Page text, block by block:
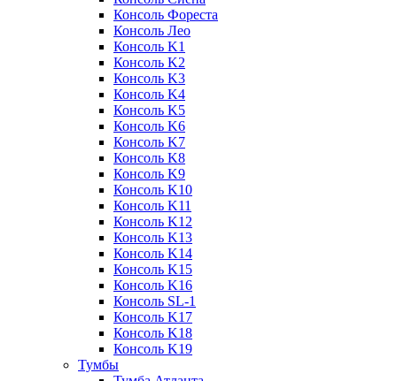
Консоль Фореста
Консоль Лео
Консоль K1
Консоль K2
Консоль K3
Консоль K4
Консоль K5
Консоль K6
Консоль K7
Консоль K8
Консоль K9
Консоль K10
Консоль K11
Консоль K12
Консоль K13
Консоль K14
Консоль K15
Консоль K16
Консоль SL-1
Консоль K17
Консоль K18
Консоль K19
Тумбы